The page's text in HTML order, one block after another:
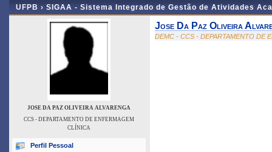
UFPB › SIGAA - Sistema Integrado de Gestão de Atividades
JOSE DA PAZ OLIVEIRA ALVARENGA
CCS - DEPARTAMENTO DE ENFERMAGEM
CLÍNICA
Perfil Pessoal
Jose Da Paz Oliveira
DEMC - CCS - DEPARTAMENTO DE